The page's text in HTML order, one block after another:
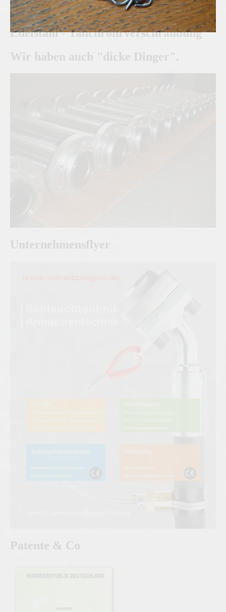
Edelstahl - Tauchrohrverschraubung
Wir haben auch "dicke Dinger".
Unternehmensflyer
Patente & Co